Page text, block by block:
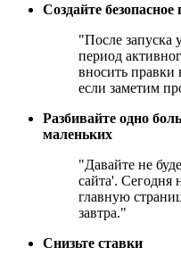
Создайте
"После запуска
период
вносить правки
если заметим
Разбивайте одно
маленьких
"Давайте не
сайта'. Сегодня
главную
завтра."
Снизьте ставки